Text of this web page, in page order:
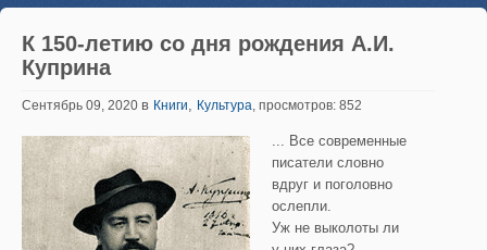
К 150-летию со дня рождения А.И.
Куприна
Сентябрь 09, 2020 в Книги, Культура, просмотров: 852
... Все современные
писатели словно
вдруг и поголовно
ослепли.
Уж не выколоты ли